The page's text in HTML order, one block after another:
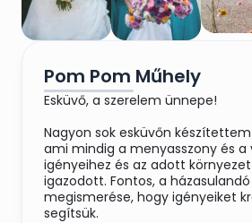
Pom Pom Műhely
Esküvő, a szerelem ünnepe!
Nagyon sok esküvőn
ami mindig a menyasszony és a
igényeihez és az adott
igazodott. Fontos, a
megismerése, hogy igényeiket
segítsük.